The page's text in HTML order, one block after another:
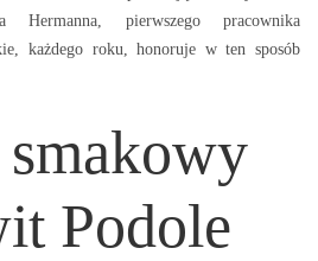
Hermanna, pierwszego pracownika
każdego roku, honoruje w ten sposób
Podole